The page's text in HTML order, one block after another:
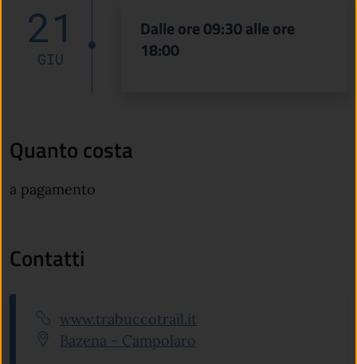
21
GIU
Dalle ore 09:30 alle ore
18:00
Quanto costa
a pagamento
Contatti
Sito web:
www.trabuccotrail.it
Indirizzo:
Bazena - Campolaro